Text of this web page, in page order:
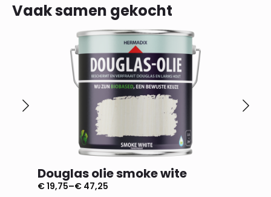
Vaak samen gekocht
Douglas olie smoke wite
€19,75–€ 47,25
Prijsklasse: